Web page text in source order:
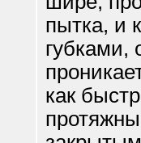
пытка, и
губками,
как